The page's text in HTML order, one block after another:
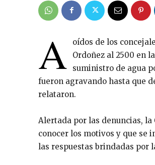
A
oídos de los
Ordoñez al 2500 en
suministro de agua
fueron agravando hasta que
relataron.
Alertada por las denuncias,
conocer los motivos y que se
las respuestas brindadas por